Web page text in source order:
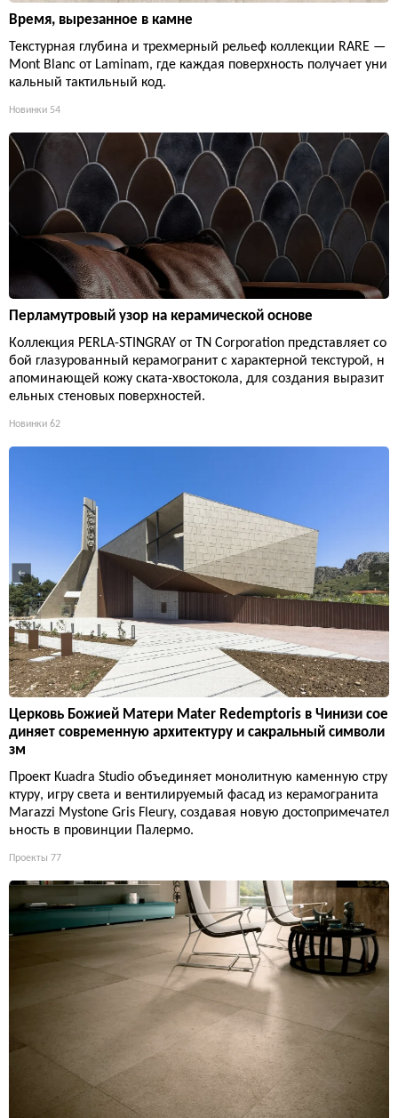
Время, вырезанное в камне
Текстурная глубина и трехмерный рельеф коллекции RARE —
Mont Blanc от Laminam, где каждая поверхность получает уни
кальный тактильный код.
Новинки 54
Перламутровый узор на керамической основе
Коллекция PERLA-STINGRAY от TN Corporation представляет со
бой глазурованный керамогранит с характерной текстурой, н
апоминающей кожу ската-хвостокола, для создания выразит
ельных стеновых поверхностей.
Новинки 62
Церковь Божией Матери Mater Redemptoris в Чинизи сое
диняет современную архитектуру и сакральный символи
зм
Проект Kuadra Studio объединяет монолитную каменную стру
ктуру, игру света и вентилируемый фасад из керамогранита
Marazzi Mystone Gris Fleury, создавая новую достопримечател
ьность в провинции Палермо.
Проекты 77